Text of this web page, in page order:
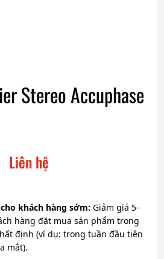
Stereo Accuphase
Liên hệ
khách hàng sớm: Giảm giá 5-
hàng đặt mua sản phẩm trong
định (ví dụ: trong tuần đầu tiên
mắt).